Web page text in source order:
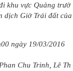
khu vực Quảng trườ
dịch Giờ Trái đất của
ngày 19/03/2016
Chu Trinh, Lê Th